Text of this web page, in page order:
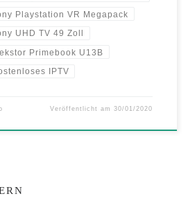
Playstation VR Megapack
UHD TV 49 Zoll
Primebook U13B
IPTV
Veröffentlicht am30/01/2020